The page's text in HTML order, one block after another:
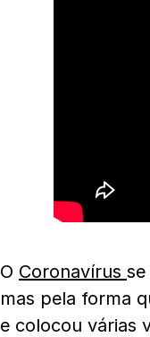
O Coronavírus
mas pela forma
e colocou várias